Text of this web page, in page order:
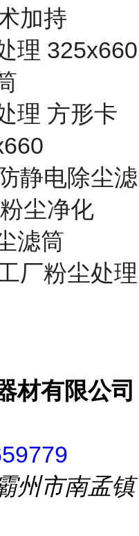
加持
理 325x660
理 方形卡
静电除尘滤
尘净化
滤筒
厂粉尘处理
材有限公司
州市南孟镇